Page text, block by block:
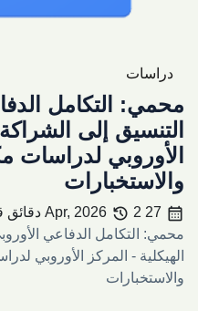
دراسات
محمي: التكامل
التنسيق إلى
الأوروبي لدراسات
والاستخبارات
calendar_month
27 Apr, 2026
history 2 دقائق قراءة
محمي: التكامل الدفاعي
الهيكلية - المركز الأوروبي
والاستخبارات